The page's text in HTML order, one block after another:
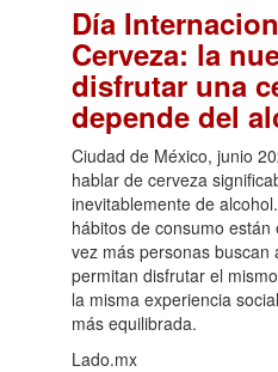
Día
Cerveza: la
disfrutar una
depende del
Ciudad de México, junio
hablar de cerveza
inevitablemente de
hábitos de consumo
vez más personas buscan
permitan disfrutar el
la misma experiencia
más equilibrada.
Lado.mx